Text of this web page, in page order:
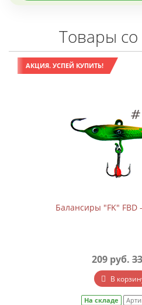
Товары со
АКЦИЯ. УСПЕЙ КУПИТЬ!
Балансиры "FK" FBD
209 руб.
В
На складе